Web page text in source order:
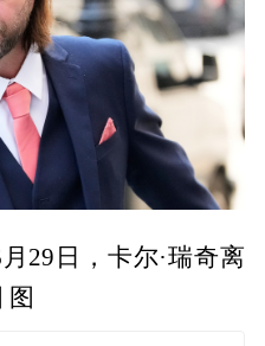
29日，卡尔·瑞奇离